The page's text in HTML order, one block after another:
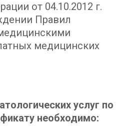
от 04.10.2012 г.
Правил
медицинских
услуг по
необходимо: